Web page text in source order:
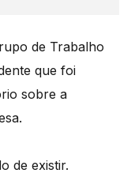
de Trabalho
que foi
sobre a
de existir.